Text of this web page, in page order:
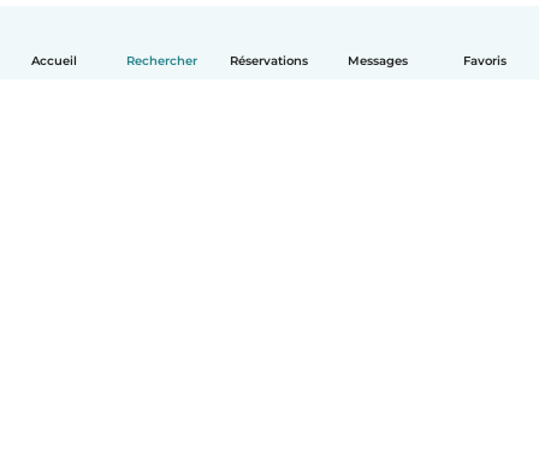
Accueil Rechercher Réservations Messages Favoris